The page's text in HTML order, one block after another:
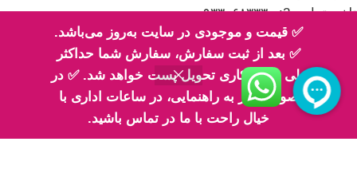
✅ قیمت و موجودی در سایت به‌روز می‌باشد.
✅ بعد از ثبت سفارش، سفارش شما حداکثر
طی 2 روز کاری تحویل پست خواهد شد. ✅ در
صورت نیاز به راهنمایی، در ساعات اداری با
خیال راحت با ما در تماس باشید.
تلفن تماس 2: ۰۹۳۳۰۶۸۳۳۳۰
اینماد